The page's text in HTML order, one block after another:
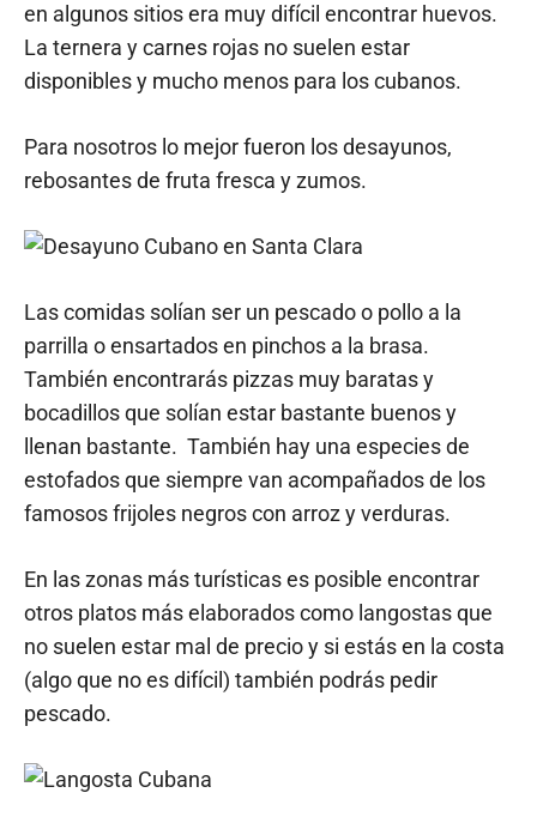
en algunos sitios era muy difícil encontrar huevos.
La ternera y carnes rojas no suelen estar
disponibles y mucho menos para los cubanos.
Para nosotros lo mejor fueron los desayunos,
rebosantes de fruta fresca y zumos.
Las comidas solían ser un pescado o pollo a la
parrilla o ensartados en pinchos a la brasa.
También encontrarás pizzas muy baratas y
bocadillos que solían estar bastante buenos y
llenan bastante. También hay una especies de
estofados que siempre van acompañados de los
famosos frijoles negros con arroz y verduras.
En las zonas más turísticas es posible encontrar
otros platos más elaborados como langostas que
no suelen estar mal de precio y si estás en la costa
(algo que no es difícil) también podrás pedir
pescado.